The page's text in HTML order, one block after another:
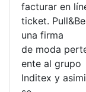
facturar en
ticket.
una firma
de moda
ente al grupo
Inditex y